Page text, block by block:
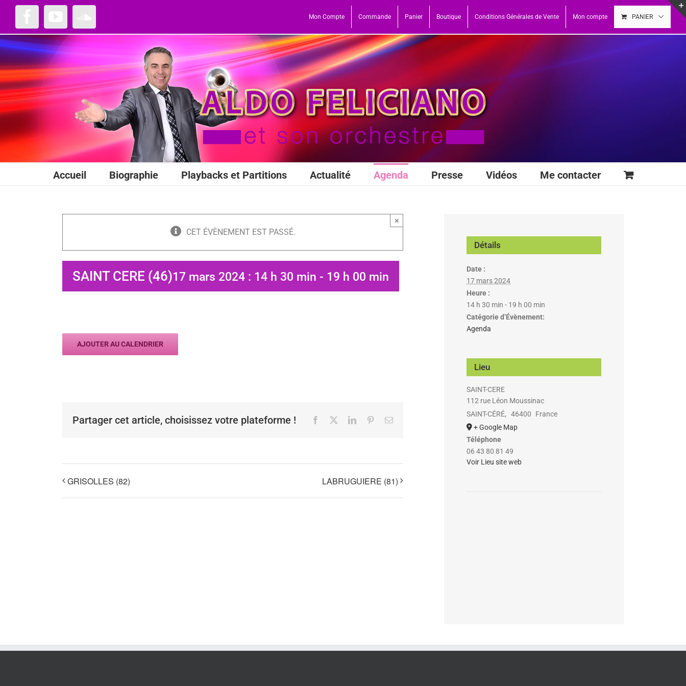
Passer
contenu
Mon Compte Commande Panier Boutique Conditions Générales de Vente Mon compte PANIER
Accueil Biographie Playbacks et Partitions Actualité Agenda Presse Vidéos Me contacter
CET ÉVÈNEMENT EST PASSÉ.
×
SAINT CERE (46)17 mars 2024 : 14 h 30 min - 19 h 00 min
AJOUTER AU CALENDRIER
Partager cet article, choisissez votre plateforme ! Facebook LinkedInPinterestEmail
GRISOLLES (82) LABRUGUIERE (81)
Détails
Date :
17 mars 2024
Heure :
14 h 30 min - 19 h 00 min
Catégorie d’Évènement:
Agenda
Lieu
SAINT-CERE
112 rue Léon Moussinac
SAINT-CÉRÉ, 46400
France
+ Google Map
Téléphone
06 43 80 81 49
Voir Lieu site web